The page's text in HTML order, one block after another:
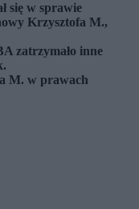
się w sprawie
Krzysztofa M.,
zatrzymało inne
M. w prawach